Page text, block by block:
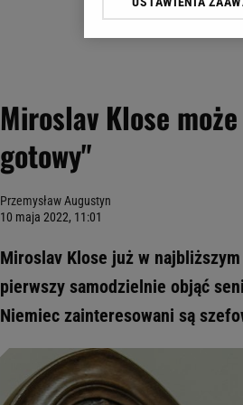
Miroslav Klose
gotowy"
Przemysław Augustyn
10 maja 2022, 11:01
Miroslav Klose już w
pierwszy samodzielnie objąć
Niemiec zainteresowani są
Klikając „Akceptuję”
Zaufanych Partnerów i
My, nasi Zaufani
Użycie dokładnych